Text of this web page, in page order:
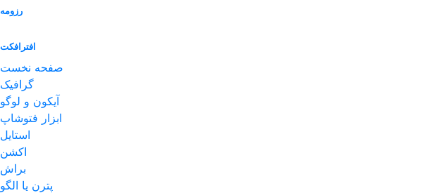
رزومه
افترافکت
صفحه نخست
گرافیک
آیکون و لوگو
ابزار فتوشاپ
استایل
اکشن
براش
پترن یا الگو